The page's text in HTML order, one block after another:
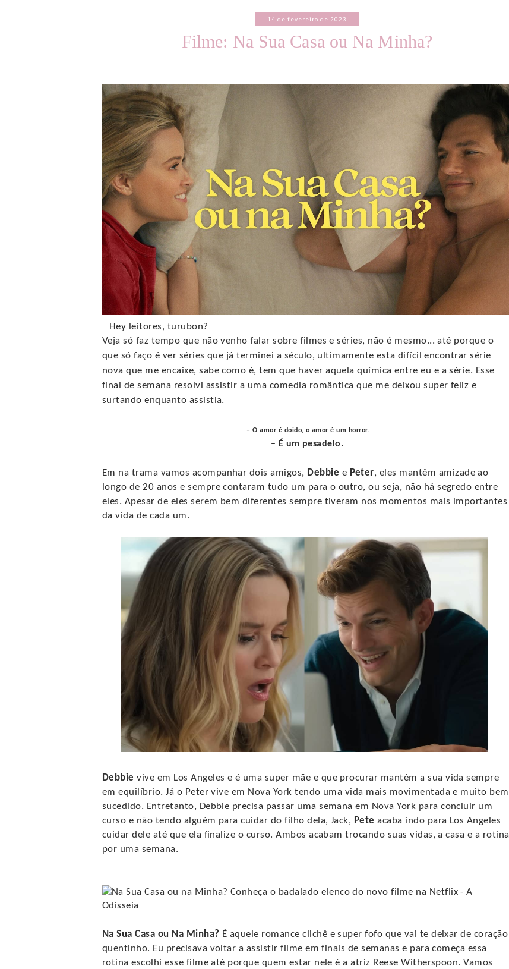
14 de fevereiro de 2023
Filme: Na Sua Casa ou Na Minha?
Hey leitores, turubon?
Veja só faz tempo que não venho falar sobre filmes e séries, não é mesmo... até porque o
que só faço é ver séries que já terminei a século, ultimamente esta difícil encontrar série
nova que me encaixe, sabe como é, tem que haver aquela química entre eu e a série. Esse
final de semana resolvi assistir a uma comedia romântica que me deixou super feliz e
surtando enquanto assistia.
–O amor é doido, o amor é um horror.
– É um pesadelo.
Em na trama vamos acompanhar dois amigos, Debbie e Peter, eles mantêm amizade ao
longo de 20 anos e sempre contaram tudo um para o outro, ou seja, não há segredo entre
eles. Apesar de eles serem bem diferentes sempre tiveram nos momentos mais importantes
da vida de cada um.
Debbie vive em Los Angeles e é uma super mãe e que procurar mantêm a sua vida sempre
em equilíbrio. Já o Peter vive em Nova York tendo uma vida mais movimentada e muito bem
sucedido. Entretanto, Debbie precisa passar uma semana em Nova York para concluir um
curso e não tendo alguém para cuidar do filho dela, Jack, Pete acaba indo para Los Angeles
cuidar dele até que ela finalize o curso. Ambos acabam trocando suas vidas, a casa e a rotina
por uma semana.
Na Sua Casa ou Na Minha? É aquele romance clichê e super fofo que vai te deixar de coração
quentinho. Eu precisava voltar a assistir filme em finais de semanas e para começa essa
rotina escolhi esse filme até porque quem estar nele é a atriz Reese Witherspoon. Vamos